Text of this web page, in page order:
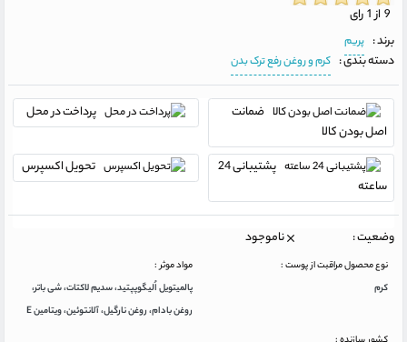
برند : پریم
دسته بندی : کرم و روغن رفع ترک بدن
ضمانت
اصل بودن کالا
پرداخت در محل
پشتیبانی 24
ساعته
تحویل اکسپرس
وضعیت : ناموجود
نوع محصول مراقبت از پوست :
کرم
مواد موثر :
پالمیتویل اُلیگوپپتید، سدیم لاکتات، شی باتر،
روغن بادام، روغن نارگیل، آلانتوئین، ویتامین E